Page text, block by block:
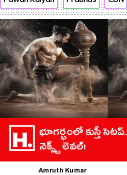
భూగర్భంలో కుస్తీ
నెక్స్ట్ లెవల్!
Amruth Kumar